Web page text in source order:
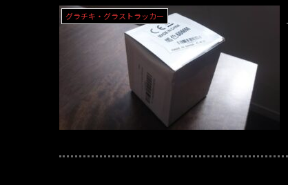
グラチキ・グラストラッカー